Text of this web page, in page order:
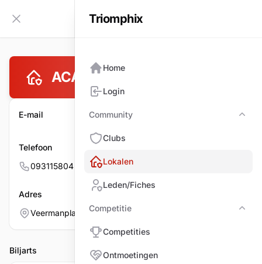
Zijbalk inklappen
ACADEMIE CENTRUM GENT
E-mail
Telefoon
093115804
Adres
Veermanplain (zwembad) 4, 9000 GENT
Biljarts
Triomphix
Home
Login
Community
Clubs
Lokalen
Leden/Fiches
Competitie
Competities
Ontmoetingen